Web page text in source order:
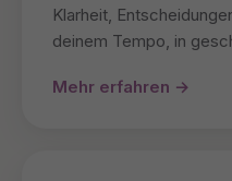
Klarheit,
deinem Tempo, in
Mehr erfahren →